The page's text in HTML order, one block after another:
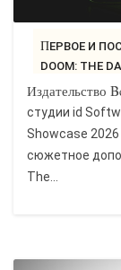
ПЕРВОЕ И ПОСЛЕДНЕЕ СЮЖЕТНОЕ ДОПОЛНЕНИЕ К
DOOM: THE
Издательство
студии id
Showcase
сюжетное
The...